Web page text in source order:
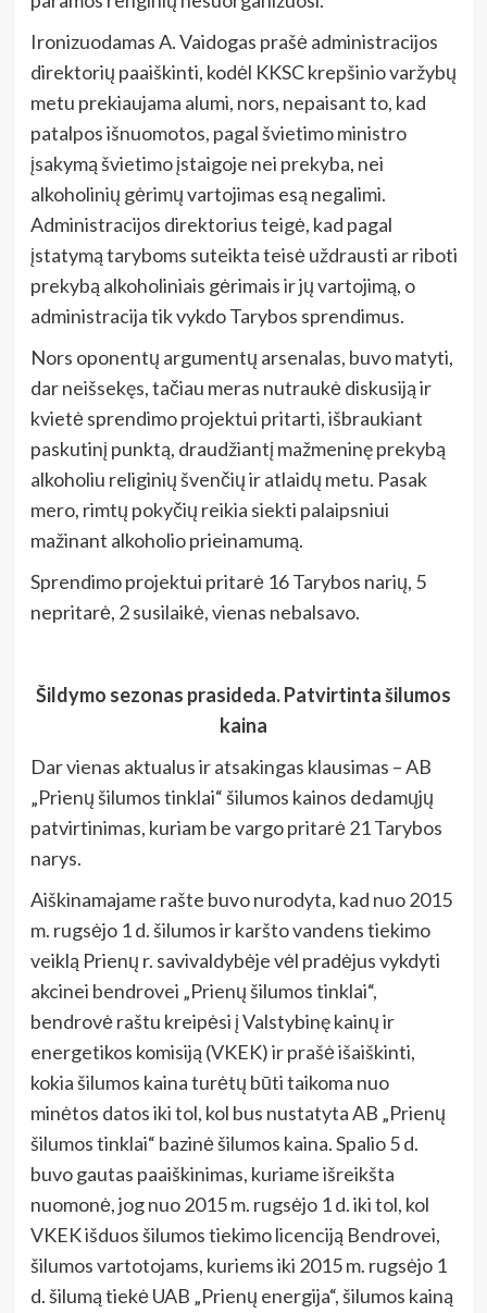
Ironizuodamas A. Vaidogas prašė administracijos
direktorių paaiškinti, kodėl KKSC krepšinio varžybų
metu prekiaujama alumi, nors, nepaisant to, kad
patalpos išnuomotos, pagal švietimo ministro
įsakymą švietimo įstaigoje nei prekyba, nei
alkoholinių gėrimų vartojimas esą negalimi.
Administracijos direktorius teigė, kad pagal
įstatymą taryboms suteikta teisė uždrausti ar riboti
prekybą alkoholiniais gėrimais ir jų vartojimą, o
administracija tik vykdo Tarybos sprendimus.
Nors oponentų argumentų arsenalas, buvo matyti,
dar neišsekęs, tačiau meras nutraukė diskusiją ir
kvietė sprendimo projektui pritarti, išbraukiant
paskutinį punktą, draudžiantį mažmeninę prekybą
alkoholiu religinių švenčių ir atlaidų metu. Pasak
mero, rimtų pokyčių reikia siekti palaipsniui
mažinant alkoholio prieinamumą.
Sprendimo projektui pritarė 16 Tarybos narių, 5
nepritarė, 2 susilaikė, vienas nebalsavo.
Šildymo sezonas prasideda. Patvirtinta šilumos
kaina
Dar vienas aktualus ir atsakingas klausimas – AB
„Prienų šilumos tinklai“ šilumos kainos dedamųjų
patvirtinimas, kuriam be vargo pritarė 21 Tarybos
narys.
Aiškinamajame rašte buvo nurodyta, kad nuo 2015
m. rugsėjo 1 d. šilumos ir karšto vandens tiekimo
veiklą Prienų r. savivaldybėje vėl pradėjus vykdyti
akcinei bendrovei „Prienų šilumos tinklai“,
bendrovė raštu kreipėsi į Valstybinę kainų ir
energetikos komisiją (VKEK) ir prašė išaiškinti,
kokia šilumos kaina turėtų būti taikoma nuo
minėtos datos iki tol, kol bus nustatyta AB „Prienų
šilumos tinklai“ bazinė šilumos kaina. Spalio 5 d.
buvo gautas paaiškinimas, kuriame išreikšta
nuomonė, jog nuo 2015 m. rugsėjo 1 d. iki tol, kol
VKEK išduos šilumos tiekimo licenciją Bendrovei,
šilumos vartotojams, kuriems iki 2015 m. rugsėjo 1
d. šilumą tiekė UAB „Prienų energija“, šilumos kainą